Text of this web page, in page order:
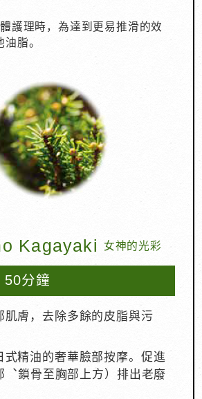
護理時，為達到更易推滑的效
脂。
Kagayaki 女神的光彩
50分鐘
肌膚，去除多餘的皮脂與污
式精油的奢華臉部按摩。促進
︑鎖骨至胸部上方）排出老廢